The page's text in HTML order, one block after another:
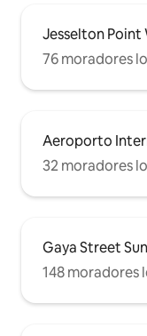
Jesselton
76 moradores
Aeroporto
32 moradores
Gaya Street
148 moradores